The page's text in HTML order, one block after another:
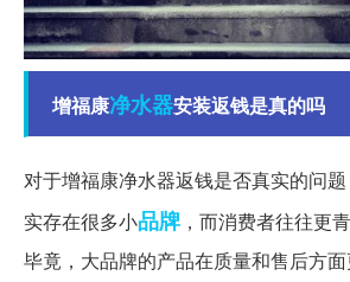
增福康净水器安装返钱是真的吗
对于增福康净水器返钱是否真实的问
实存在很多小品牌 ，而消费者往往更
毕竟，大品牌的产品在质量和售后方